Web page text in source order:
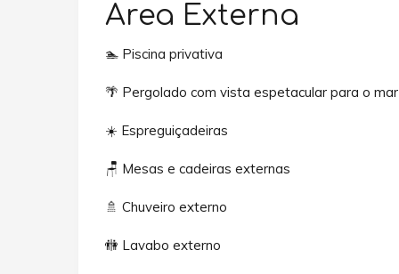
Área Externa
🏊 Piscina privativa
🌴 Pergolado com vista espetacular para o mar
☀️ Espreguiçadeiras
🪑 Mesas e cadeiras externas
🚿 Chuveiro externo
🚻 Lavabo externo